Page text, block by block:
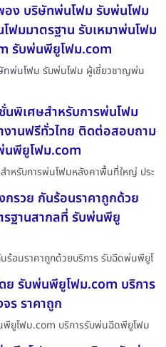
ง บริษัทพ่นโฟม รับพ่นโฟม
มมาตรฐาน รับเหมาพ่นโฟม
รับพ่นพียูโฟม.com
พ่นโฟม รับพ่นโฟม ผู้เชี่ยวชาญพ่น
นพิเศษสำหรับการพ่นโฟม
านฟรีทั่วไทย ติดต่อสอบถาม
นพียูโฟม.com
ำหรับการพ่นโฟมหลังคาพื้นที่ใหญ่ ประ
รวย กันร้อนราคาถูกด้วย
ฐานสากลที่ รับพ่นพียู
ร้อนราคาถูกด้วยบริการ รับฉีดพ่นพียูโ
ย รับพ่นพียูโฟม.com บริการ
ร ราคาถูก
ยูโฟม.com บริการรับพ่นฉีดพียูโฟม